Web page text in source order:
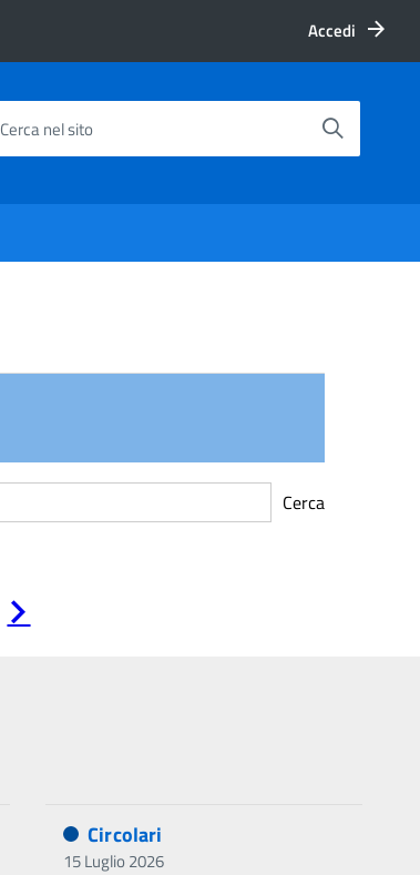
Accedi
Cerca nel sito
Cerca
successiva
Circolari
15 Luglio 2026